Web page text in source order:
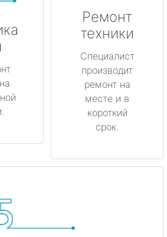
Ремонт
техники
Специалист
производит
ремонт на
месте и в
короткий
срок.